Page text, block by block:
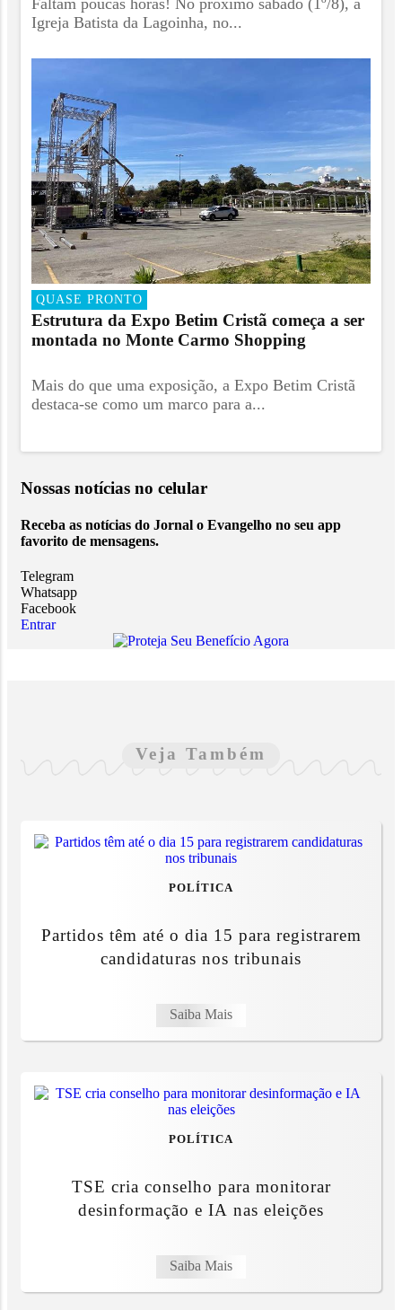
Igreja Batista da Lagoinha, no...
QUASE PRONTO
Estrutura da Expo Betim Cristã começa a ser
montada no Monte Carmo Shopping
Mais do que uma exposição, a Expo Betim Cristã
destaca-se como um marco para a...
Nossas notícias no celular
Receba as notícias do Jornal o Evangelho no seu app
favorito de mensagens.
Telegram
Whatsapp
Facebook
Entrar
Veja Também
POLÍTICA
Partidos têm até o dia 15 para registrarem
candidaturas nos tribunais
Saiba Mais
POLÍTICA
TSE cria conselho para monitorar
desinformação e IA nas eleições
Saiba Mais